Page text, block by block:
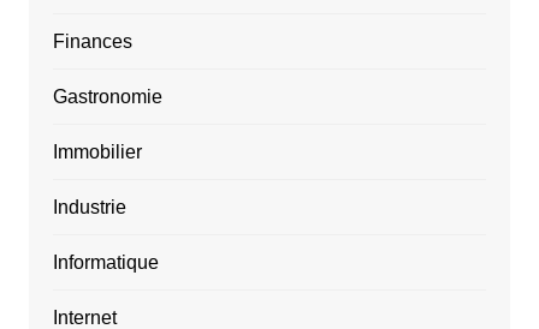
Finances
Gastronomie
Immobilier
Industrie
Informatique
Internet